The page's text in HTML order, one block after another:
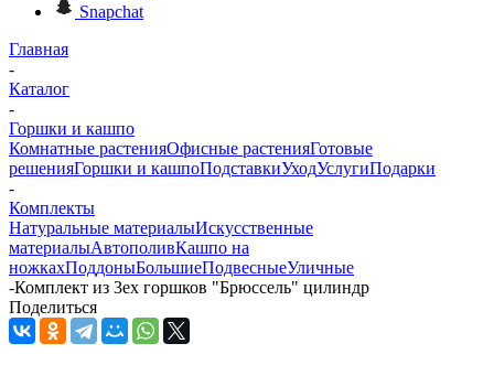
Snapchat
Главная
-
Каталог
-
Горшки и кашпо
Комнатные растенияОфисные растенияГотовые
решенияГоршки и кашпоПодставкиУходУслугиПодарки
-
Комплекты
Натуральные материалыИскусственные
материалыАвтополивКашпо на
ножкахПоддоныБольшиеПодвесныеУличные
-Комплект из 3ех горшков "Брюссель" цилиндр
Поделиться